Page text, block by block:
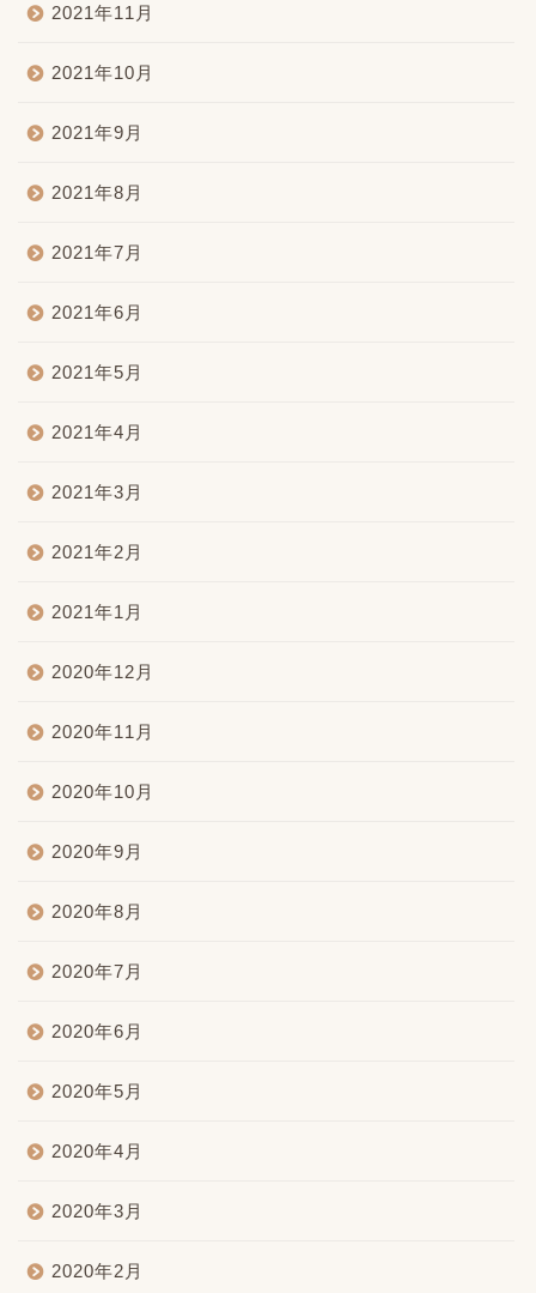
2021年11月
2021年10月
2021年9月
2021年8月
2021年7月
2021年6月
2021年5月
2021年4月
2021年3月
2021年2月
2021年1月
2020年12月
2020年11月
2020年10月
2020年9月
2020年8月
2020年7月
2020年6月
2020年5月
2020年4月
2020年3月
2020年2月